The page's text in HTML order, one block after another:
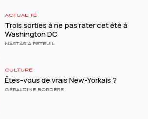
ACTUALITÉ
Trois sorties à ne pas rater cet été à
Washington DC
NASTASIA PETEUIL
CULTURE
Êtes-vous de vrais New-Yorkais ?
GÉRALDINE BORDÈRE